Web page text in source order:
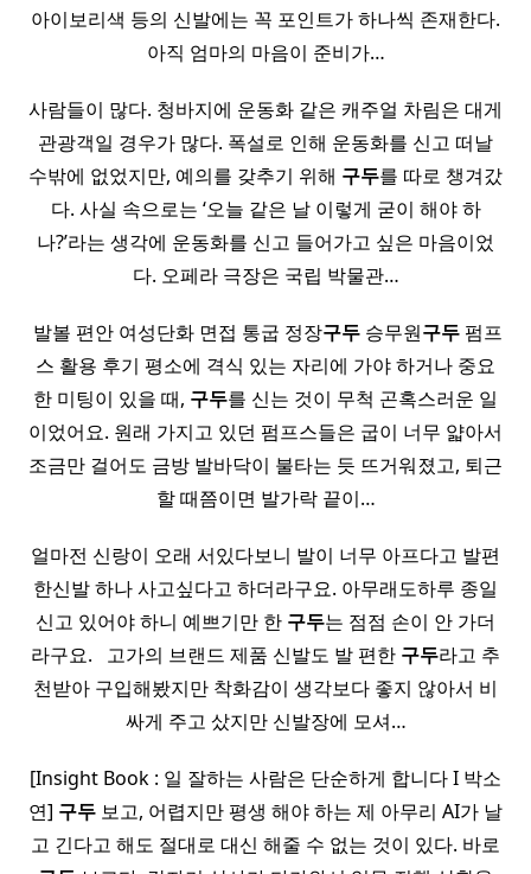
아이보리색 등의 신발에는 꼭 포인트가 하나씩 존재한다.
아직 엄마의 마음이 준비가…
사람들이 많다. 청바지에 운동화 같은 캐주얼 차림은 대게
관광객일 경우가 많다. 폭설로 인해 운동화를 신고 떠날
수밖에 없었지만, 예의를 갖추기 위해 구두를 따로 챙겨갔
다. 사실 속으로는 ‘오늘 같은 날 이렇게 굳이 해야 하
나?’라는 생각에 운동화를 신고 들어가고 싶은 마음이었
다. 오페라 극장은 국립 박물관…
​ 발볼 편안 여성단화 면접 통굽 정장구두 승무원구두 펌프
스 활용 후기 평소에 격식 있는 자리에 가야 하거나 중요
한 미팅이 있을 때, 구두를 신는 것이 무척 곤혹스러운 일
이었어요. 원래 가지고 있던 펌프스들은 굽이 너무 얇아서
조금만 걸어도 금방 발바닥이 불타는 듯 뜨거워졌고, 퇴근
할 때쯤이면 발가락 끝이…
얼마전 신랑이 오래 서있다보니 발이 너무 아프다고 발편
한신발 하나 사고싶다고 하더라구요. 아무래도하루 종일
신고 있어야 하니 예쁘기만 한 구두는 점점 손이 안 가더
라구요. ​ ​ 고가의 브랜드 제품 신발도 발 편한 구두라고 추
천받아 구입해봤지만 착화감이 생각보다 좋지 않아서 비
싸게 주고 샀지만 신발장에 모셔…
[Insight Book : 일 잘하는 사람은 단순하게 합니다 I 박소
연] 구두 보고, 어렵지만 평생 해야 하는 제 아무리 AI가 날
고 긴다고 해도 절대로 대신 해줄 수 없는 것이 있다. 바로